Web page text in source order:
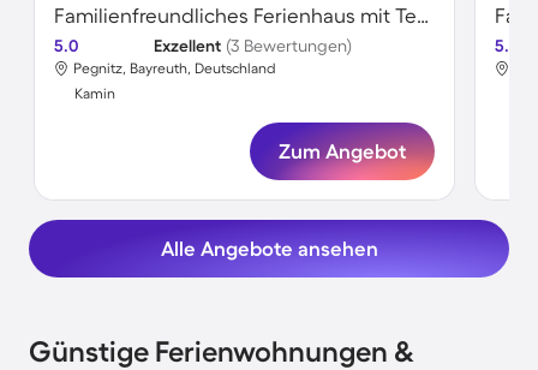
Familienfreundliches Ferienhaus mit Terrasse, Garten und Grill
5.0 Exzellent (3 Bewertungen)
Pegnitz, Bayreuth, Deutschland
Kamin
Zum Angebot
5.0
Alle Angebote ansehen
Günstige Ferienwohnungen &